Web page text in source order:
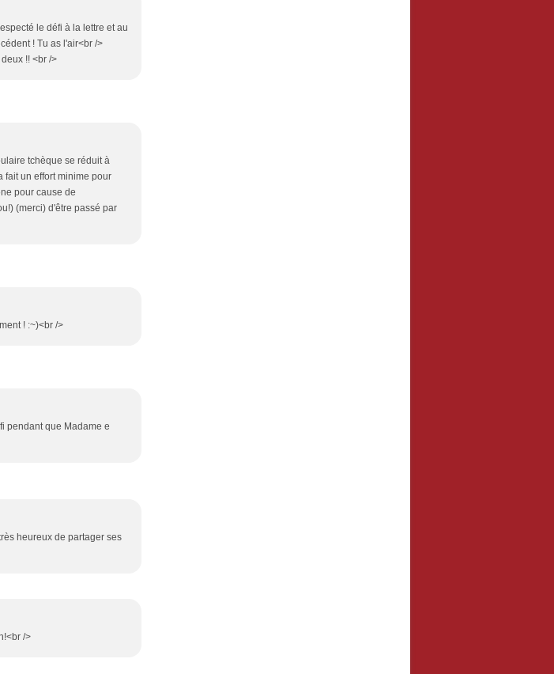
le défi à la lettre et au
! Tu as l'air<br />
!! <br />
tchèque se réduit à
fait un effort minime pour
pour cause de
(merci) d'être passé par
! :~)<br />
pendant que Madame e
heureux de partager ses
/>